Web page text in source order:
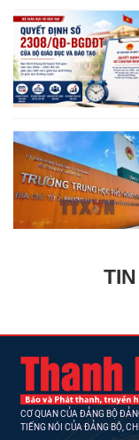
CƠ QUAN CỦA ĐẢNG BỘ
TIẾNG NÓI CỦA ĐẢNG BỘ,